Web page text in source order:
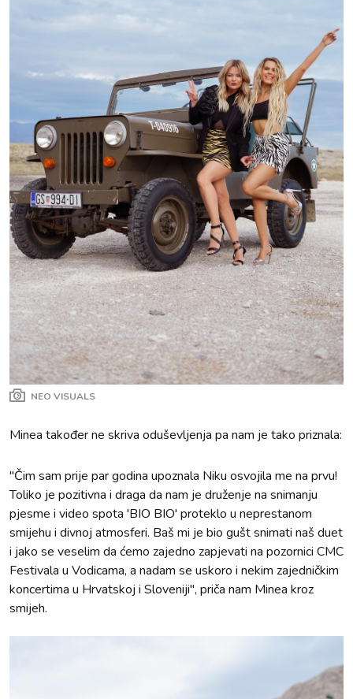
NEO VISUALS
Minea također ne skriva oduševljenja pa nam je tako priznala:
"Čim sam prije par godina upoznala Niku osvojila me na prvu!
Toliko je pozitivna i draga da nam je druženje na snimanju
pjesme i video spota 'BIO BIO' proteklo u neprestanom
smijehu i divnoj atmosferi. Baš mi je bio gušt snimati naš duet
i jako se veselim da ćemo zajedno zapjevati na pozornici CMC
Festivala u Vodicama, a nadam se uskoro i nekim zajedničkim
koncertima u Hrvatskoj i Sloveniji", priča nam Minea kroz
smijeh.